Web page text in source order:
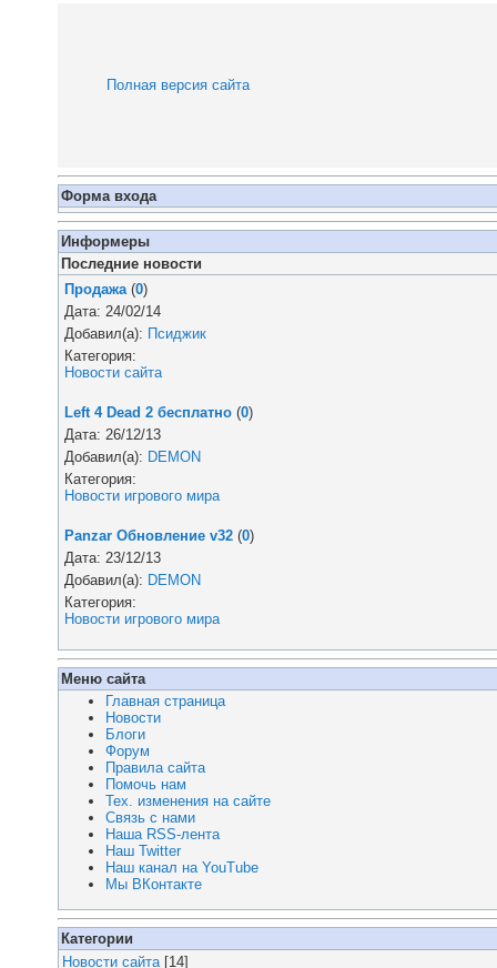
Полная версия сайта
Форма входа
Информеры
Последние новости
Продажа (0)
Дата: 24/02/14
Добавил(а): Псиджик
Категория:
Новости сайта
Left 4 Dead 2 бесплатно (0)
Дата: 26/12/13
Добавил(а): DEMON
Категория:
Новости игрового мира
Panzar Обновление v32 (0)
Дата: 23/12/13
Добавил(а): DEMON
Категория:
Новости игрового мира
Меню сайта
Главная страница
Новости
Блоги
Форум
Правила сайта
Помочь нам
Тех. изменения на сайте
Связь с нами
Наша RSS-лента
Наш Twitter
Наш канал на YouTube
Мы ВКонтакте
Категории
Новости сайта [14]